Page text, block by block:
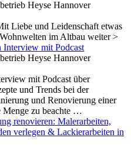
Liebe und Leidenschaft etwas
im Altbau weiter >
mit Podcast
mit Podcast über
und Trends bei der
und Renovierung einer
Menge zu beachte …
renovieren: Malerarbeiten,
verlegen & Lackierarbeiten in